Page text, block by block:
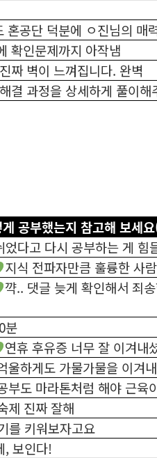
혼공단 덕분에 ㅇ진님의 매
확인문제까지 아작냄
짜 벽이 느껴집니다. 완벽
결 과정을 상세하게 풀이해
공부했는지 참고해 보세
다고 다시 공부하는 게 힘
지식 전파자만큼 훌륭한 사
꺅.. 댓글 늦게 확인해서 죄
분
연휴 후유증 너무 잘 이겨내
울하게도 가물가물을 이겨
부도 마라톤처럼 해야 근육
제 진짜 잘해
를 키워보자고요
, 보인다!